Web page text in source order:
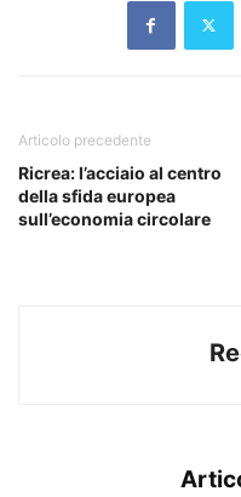
Articolo precedente
Ricrea: l’acciaio al centro
della sfida europea
sull’economia circolare